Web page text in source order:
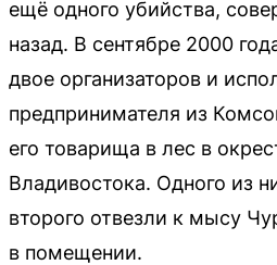
ещё одного убийства,
назад. В сентябре 2000
двое организаторов и
предпринимателя из
его товарища в лес в
Владивостока. Одного из
второго отвезли к мысу
в помещении.